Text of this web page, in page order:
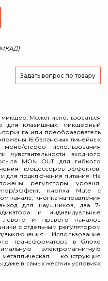
МКАД)
Задать вопрос по товару
Может использоваться
для клавишных, микшерный
или преобразователь
16 балансных линейных
стерео использования
чувствительности входного
MON OUT для гибкого
процессоров эффектов,
для подключения питания. На
регуляторы уровня,
эффект, кнопка Mute с
канале, кнопка направления
для наушников, два 7-
и индивидуальные
левого и правого каналов
с отдельным регулятором
Использование
трансформатора в блоке
электромагнитную
конструкция
в самых жёстких условиях